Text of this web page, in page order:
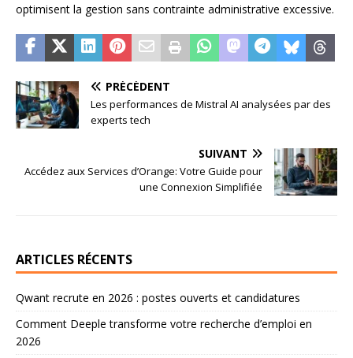
optimisent la gestion sans contrainte administrative excessive.
PRÉCÉDENT
Les performances de Mistral AI analysées par des
experts tech
SUIVANT
Accédez aux Services d’Orange: Votre Guide pour
une Connexion Simplifiée
ARTICLES RÉCENTS
Qwant recrute en 2026 : postes ouverts et candidatures
Comment Deeple transforme votre recherche d’emploi en
2026